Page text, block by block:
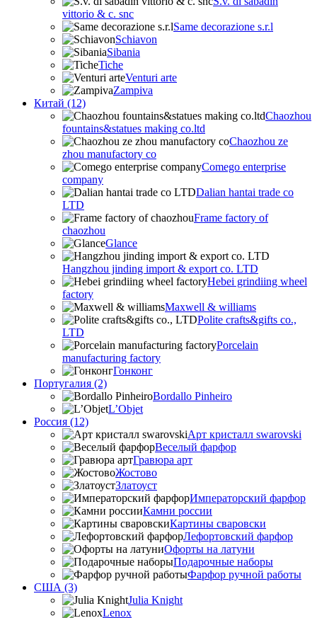
vittorio & c. snc
Same decorazione s.r.l
Schiavon
Sibania
Tiche
Venturi arte
Zampiva
Китай (12)
Chaozhou
fountains&statues making co.ltd
Chaozhou ze
zhou manufactory co
Comego enterprise
company
Dalian hantai trade co
LTD
Frame factory of
chaozhou
Glance
Hangzhou jinding import & export co. LTD
Hebei grindiing wheel
factory
Maxwell & williams
Polite crafts&gifts co.,
LTD
Porcelain
manufacturing factory
Гонконг
Португалия (2)
Bordallo Pinheiro
L’Objet
Россия (12)
Арт кристалл swarovski
Веселый фарфор
Гравюра арт
Жостово
Златоуст
Императорский фарфор
Камни россии
Картины сваровски
Лефортовский фарфор
Офорты на латуни
Подарочные наборы
Фарфор ручной работы
США (3)
Julia Knight
Lenox